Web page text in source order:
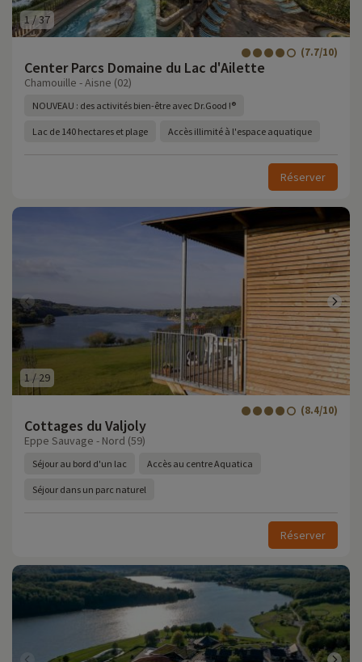
1 /37
Center Parcs Domaine du Lac d'Ailette
(7.7/10)
Chamouille - Aisne (02)
NOUVEAU : des activités bien-être avec Dr.Good !®
Lac de 140 hectares et plage Accès illimité à l'espace aquatique
Réserver
1 / 29
Cottages du Valjoly
(8.4/10)
Eppe Sauvage - Nord (59)
Séjour au bord d'un lac Accès au centre Aquatica
Séjour dans un parc naturel
Réserver